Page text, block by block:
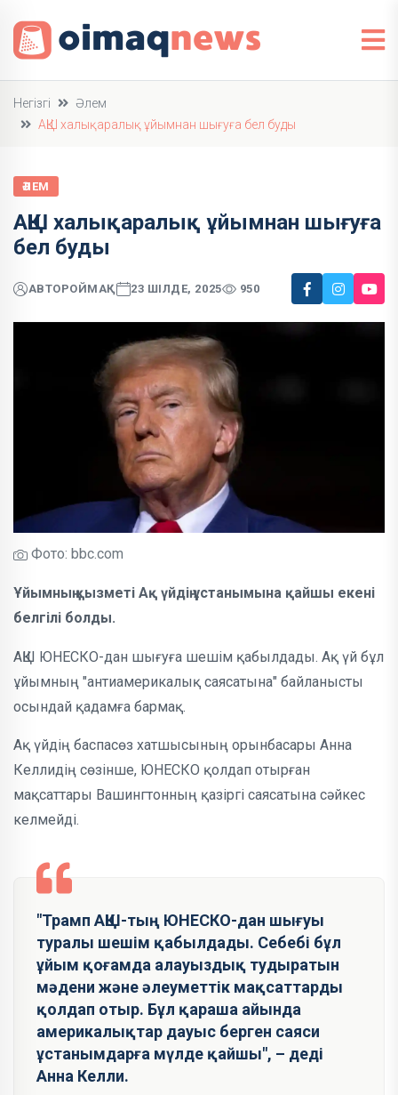
Негізгі
Әлем
АҚШ халықаралық ұйымнан шығуға бел буды
ӘЛЕМ
АҚШ халықаралық ұйымнан шығуға
бел буды
АВТОРОЙМАҚ 23 ШІЛДЕ, 2025 950
Фото: bbc.com
Ұйымның қызметі Ақ үйдің ұстанымына қайшы екені
белгілі болды.
АҚШ ЮНЕСКО-дан шығуға шешім қабылдады. Ақ үй бұл
ұйымның "антиамерикалық саясатына" байланысты
осындай қадамға бармақ.
Ақ үйдің баспасөз хатшысының орынбасары Анна
Келлидің сөзінше, ЮНЕСКО қолдап отырған
мақсаттары Вашингтонның қазіргі саясатына сәйкес
келмейді.
"Трамп АҚШ-тың ЮНЕСКО-дан шығуы
туралы шешім қабылдады. Себебі бұл
ұйым қоғамда алауыздық тудыратын
мәдени және әлеуметтік мақсаттарды
қолдап отыр. Бұл қараша айында
америкалықтар дауыс берген саяси
ұстанымдарға мүлде қайшы", – деді
Анна Келли.